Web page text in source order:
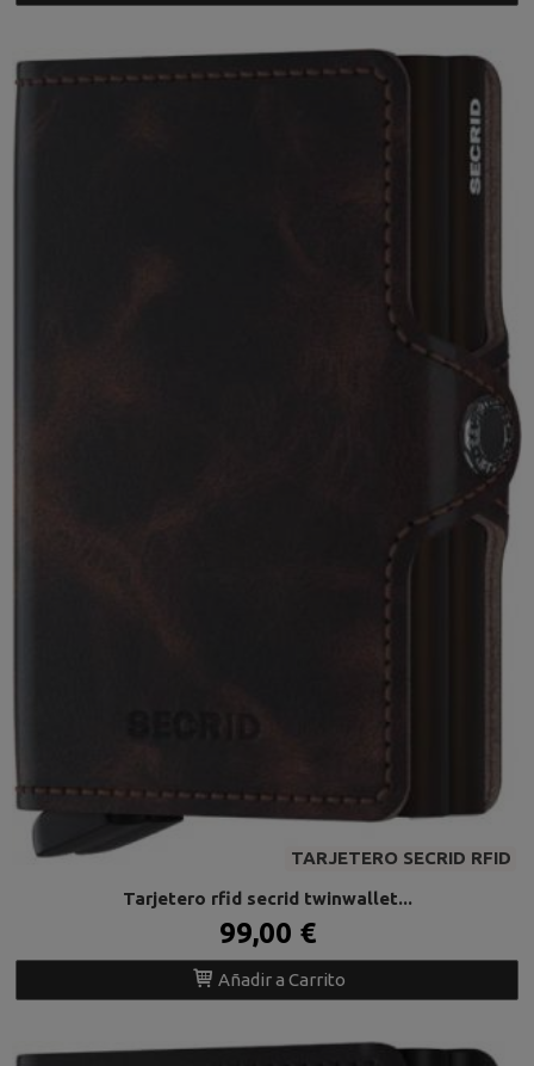
TARJETERO SECRID RFID
Tarjetero rfid secrid twinwallet...
99,00 €
Añadir a Carrito